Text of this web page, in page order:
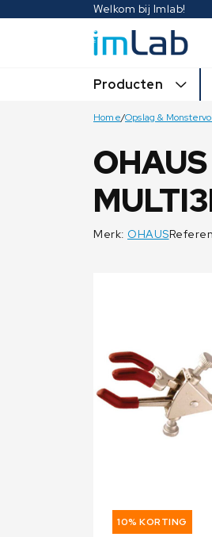
Welkom bij Imlab!
Producten
Home/Opslag &
Merk: OHAUS
10% KORTING